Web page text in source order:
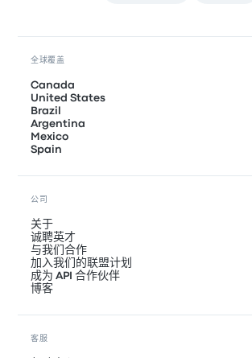
全球覆盖
Canada
United States
Brazil
Argentina
Mexico
Spain
公司
关于
诚聘英才
与我们合作
加入我们的联盟计划
成为 API 合作伙伴
博客
客服